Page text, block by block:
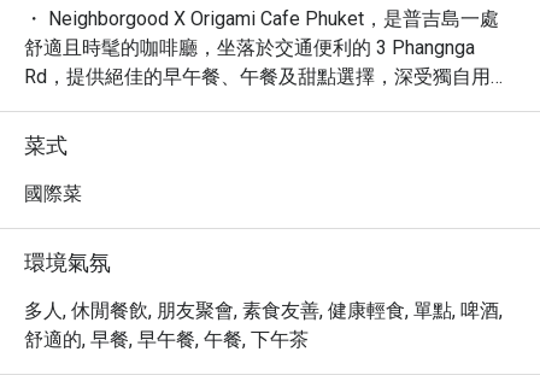
・ Neighborgood X Origami Cafe Phuket，是普吉島一處
舒適且時髦的咖啡廳，坐落於交通便利的 3 Phangnga
Rd，提供絕佳的早午餐、午餐及甜點選擇，深受獨自用餐
者與尋找筆電工作空間的旅客喜愛。這裡有著輕鬆、安靜
且新潮的氛圍，是您在普吉島放鬆或高效工作的理想據
點，平均 4.7 星的高評價，證明了其出色的品質與服務。
・ 探索我們精心製作的咖啡、美味的餐點，以及令人垂涎
餐到精緻的午餐，Neighborgood X Origami Cafe Phuket
致力於提供讓您回味無窮的餐飲享受。
・ 立即透過 Eatigo 預訂，享用高達 5 折的獨家優惠，讓
您的普吉島美食之旅更加物超所值。
菜式
國際菜
環境氣氛
多人, 休閒餐飲, 朋友聚會, 素食友善, 健康輕食, 單點, 啤酒,
舒適的, 早餐, 早午餐, 午餐, 下午茶